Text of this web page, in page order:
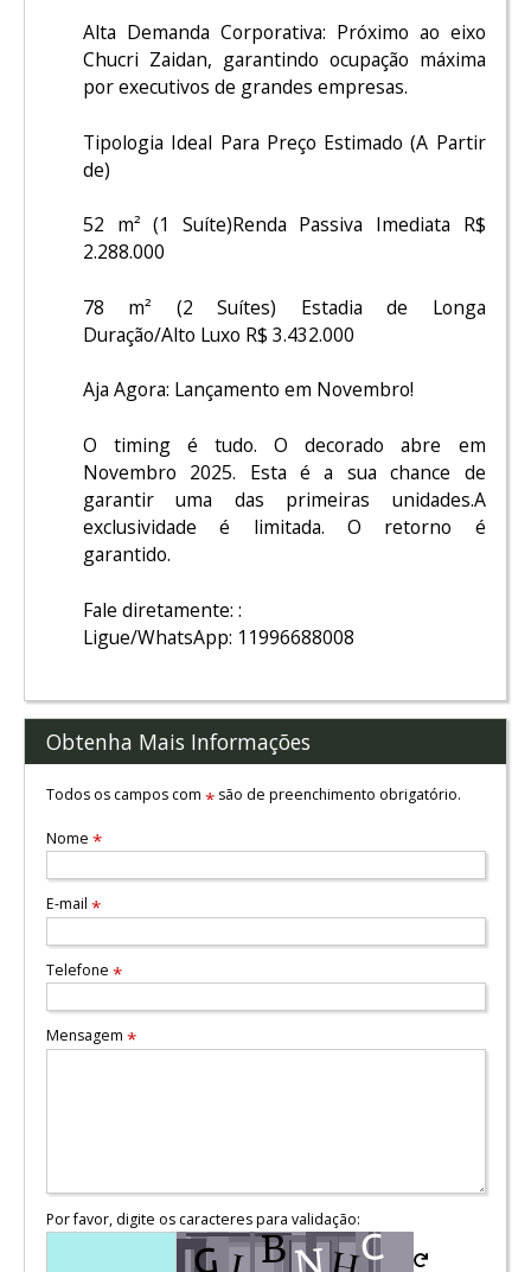
Alta Demanda Corporativa: Próximo ao eixo
Chucri Zaidan, garantindo ocupação máxima
por executivos de grandes empresas.
Tipologia Ideal Para Preço Estimado (A Partir
de)
52 m² (1 Suíte)Renda Passiva Imediata R$
2.288.000
78 m² (2 Suítes) Estadia de Longa
Duração/Alto Luxo R$ 3.432.000
Aja Agora: Lançamento em Novembro!
O timing é tudo. O decorado abre em
Novembro 2025. Esta é a sua chance de
garantir uma das primeiras unidades.A
exclusividade é limitada. O retorno é
garantido.
Fale diretamente: :
Ligue/WhatsApp: 11996688008
Obtenha Mais Informações
Todos os campos com *são de preenchimento obrigatório.
Nome *
E-mail *
Telefone *
Mensagem *
Por favor, digite os caracteres para validação: